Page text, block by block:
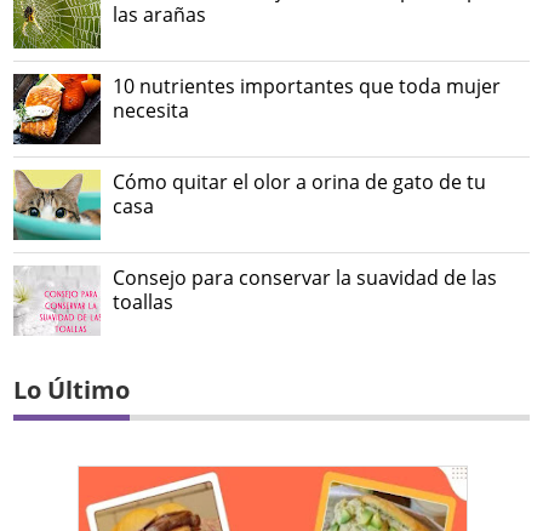
las arañas
10 nutrientes importantes que toda mujer
necesita
Cómo quitar el olor a orina de gato de tu
casa
Consejo para conservar la suavidad de las
toallas
Lo Último